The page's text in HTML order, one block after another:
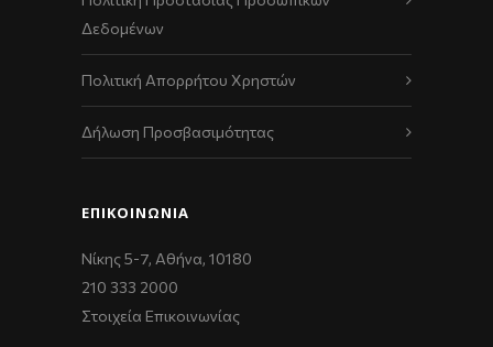
Δεδομένων
Πολιτική Απορρήτου Χρηστών
Δήλωση Προσβασιμότητας
ΕΠΙΚΟΙΝΩΝΊΑ
Νίκης 5-7, Αθήνα, 10180
210 333 2000
Στοιχεία Επικοινωνίας